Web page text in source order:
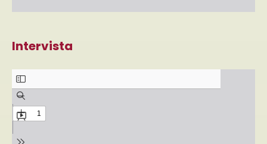
Intervista